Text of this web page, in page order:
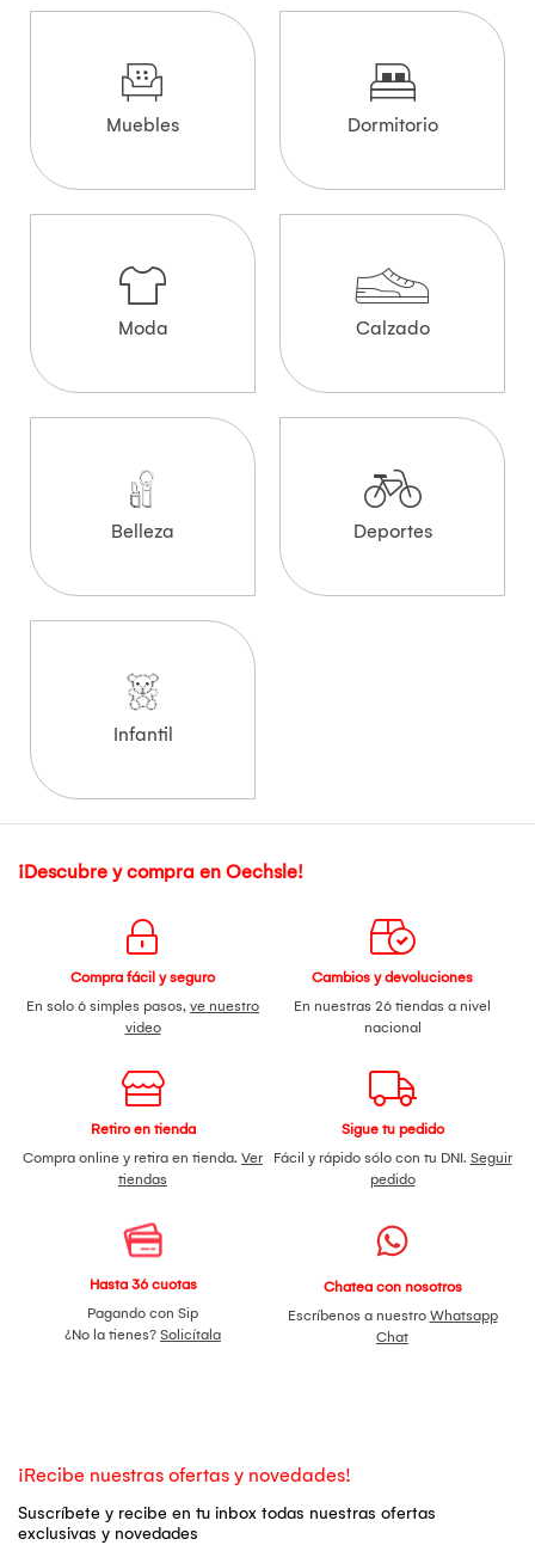
Muebles Dormitorio
Moda Calzado
Belleza Deportes
Infantil
¡Descubre y compra en Oechsle!
Compra fácil y seguro
En solo 6 simples pasos, ve nuestro
video
Cambios y devoluciones
En nuestras 26 tiendas a nivel
nacional
Retiro en tienda
Compra online y retira en tienda. Ver
tiendas
Sigue tu pedido
Fácil y rápido sólo con tu DNI. Seguir
pedido
Hasta 36 cuotas
Pagando con Sip
¿No la tienes? Solicítala
Chatea con nosotros
Escríbenos a nuestro Whatsapp
Chat
¡Recibe nuestras ofertas y novedades!
Suscríbete y recibe en tu inbox todas nuestras ofertas
exclusivas y novedades